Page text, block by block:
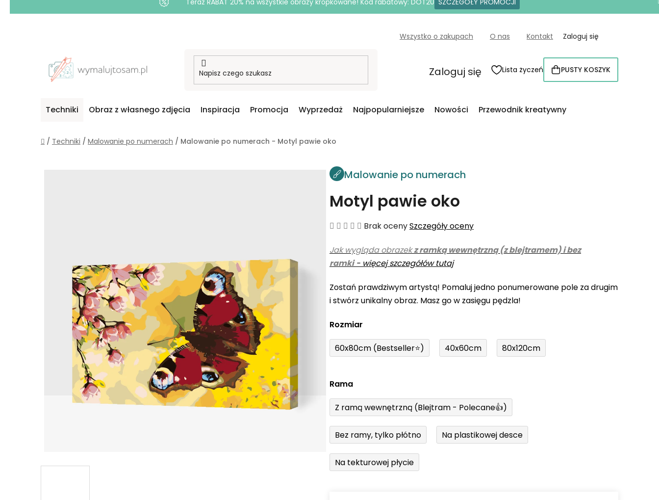
Teraz RABAT 20% na wszystkie obrazy kropkowane! Kod rabatowy: DOT20 SZCZEGÓŁY PROMOCJI
Wszystko o zakupach O nas Kontakt Zaloguj się
Zaloguj się Lista życzeń KOSZYK
PUSTY KOSZYK
Techniki Obraz z własnego zdjęcia Inspiracja Promocja Wyprzedaż Najpopularniejsze Nowości Przewodnik kreatywny
Home
/ Techniki / Malowanie po numerach / Malowanie po numerach - Motyl pawie oko
Malowanie po numerach
Motyl pawie oko
Średnia
produktu
wynosi
na
5
Brak ocenySzczegóły oceny
Jak wygląda obrazekz ramką wewnętrzną (z blejtramem) i bez
ramki- więcej szczegółów tutaj
Zostań prawdziwym artystą! Pomaluj jedno ponumerowane pole za drugim
i stwórz unikalny obraz. Masz go w zasięgu pędzla!
Rozmiar
60x80cm (Bestseller⭐) 40x60cm 80x120cm
Rama
Z ramą wewnętrzną (Blejtram - Polecane👍)
Bez ramy, tylko płótno Na plastikowej desce
Na tekturowej płycie